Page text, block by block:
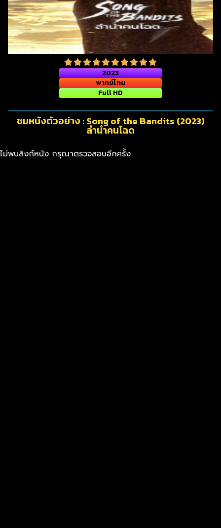
2023
พากย์ไทย
Full HD
ชมหนังตัวอย่าง : Song of the Bandits (2023)
ลำนำคนโฉด
ไม่พบลิงก์หนัง กรุณาตรวจสอบอีกครั้ง